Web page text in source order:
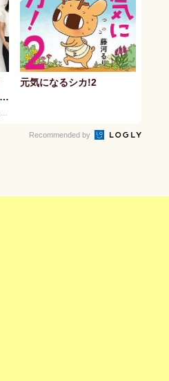
元気になるシカ!2
Recommended by